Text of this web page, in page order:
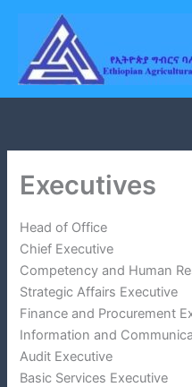
content
Executives
Head of Office
Chief Executive
Competency and Human
Strategic Affairs Executive
Finance and Procurement
Information and
Audit Executive
Basic Services Executive